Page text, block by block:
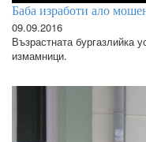
Баба изработи ало
09.09.2016
Възрастната бургазлийка
измамници.